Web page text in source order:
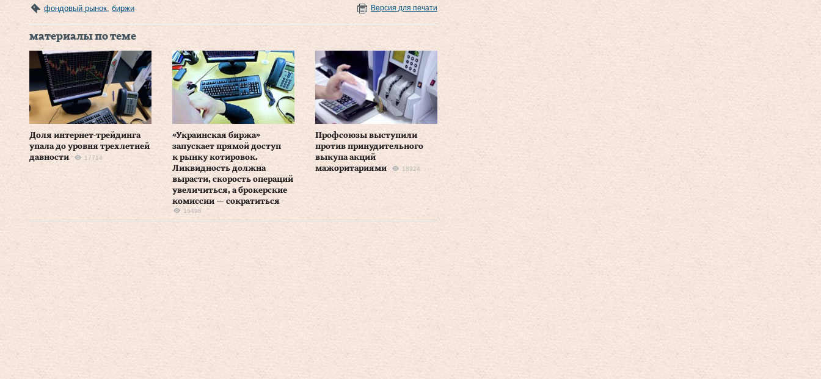
фондовый рынок, биржи Версия для печати
материалы по теме
Доля интернет-трейдинга
упала до уровня трехлетней
давности
17714
«Украинская биржа»
запускает прямой доступ
к рынку котировок.
Ликвидность должна
вырасти, скорость операций
увеличиться, а брокерские
комиссии — сократиться
15498
Профсоюзы выступили
против принудительного
выкупа акций
мажоритариями
18924